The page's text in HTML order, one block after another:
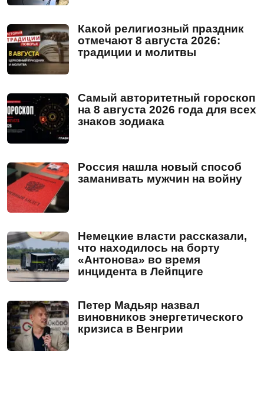
Какой религиозный праздник
отмечают 8 августа 2026:
традиции и молитвы
Самый авторитетный гороскоп
на 8 августа 2026 года для всех
знаков зодиака
Россия нашла новый способ
заманивать мужчин на войну
Немецкие власти рассказали,
что находилось на борту
«Антонова» во время
инцидента в Лейпциге
Петер Мадьяр назвал
виновников энергетического
кризиса в Венгрии